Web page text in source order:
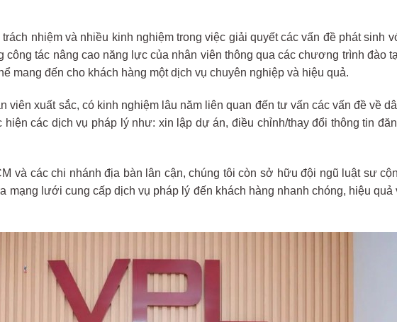
nhiệm và nhiều kinh nghiệm trong việc giải quyết các vấn đề phát sinh
công tác nâng cao năng lực của nhân viên thông qua các chương trình đào
mang đến cho khách hàng một dịch vụ chuyên nghiệp và hiệu quả.
viên xuất sắc, có kinh nghiệm lâu năm liên quan đến tư vấn các vấn đề về
các dịch vụ pháp lý như: xin lập dự án, điều chỉnh/thay đổi thông tin
và các chi nhánh địa bàn lân cận, chúng tôi còn sở hữu đội ngũ luật sư
mạng lưới cung cấp dịch vụ pháp lý đến khách hàng nhanh chóng, hiệu